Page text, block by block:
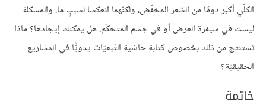
الكلّي أكبر دومًا من السّعر المخفّض، ولكنّهما انعكسا لسببٍ ما، والمشكلة
ليست في شيفرة العرض أو في جسم المتحكّم، هل يمكنك إيجادها؟ ماذا
تستنتج من ذلك بخصوص كتابة حاشية التّبعيّات يدويًّا في المشاريع
الحقيقيّة؟
خاتمة